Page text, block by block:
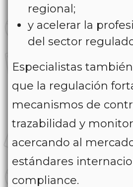
regional;
y acelerar la
del sector
Especialistas
que la regulación
mecanismos de
trazabilidad y
acercando al
estándares
compliance.